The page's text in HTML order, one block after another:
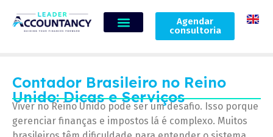
Agendar
consultoria
Contador Brasileiro no Reino
Unido: Dicas e Serviços
Viver no Reino Unido pode ser um desafio. Isso porque
gerenciar finanças e impostos lá é complexo. Muitos